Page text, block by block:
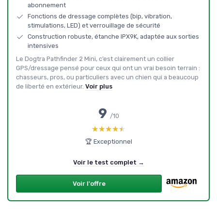
abonnement
Fonctions de dressage complètes (bip, vibration,
stimulations, LED) et verrouillage de sécurité
Construction robuste, étanche IPX9K, adaptée aux sorties
intensives
Le Dogtra Pathfinder 2 Mini, c’est clairement un collier
GPS/dressage pensé pour ceux qui ont un vrai besoin terrain :
chasseurs, pros, ou particuliers avec un chien qui a beaucoup
de liberté en extérieur. Voir plus
9 /10
★★★★★
★★★★★
🏆 Exceptionnel
Voir le test complet →
Voir l'offre